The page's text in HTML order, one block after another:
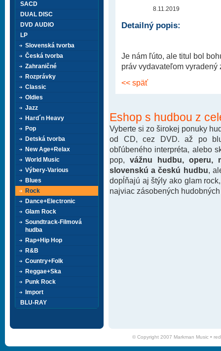
8.11.2019
Detailný popis:
Je nám ľúto, ale titul bol
práv vydavateľom vyradený
<< späť
Eshop s hudbou z
Vyberte si zo širokej ponuky
od CD, cez DVD. až po
obľúbeného interpréta, alebo
pop, vážnu hudbu, operu,
slovenskú a českú hudbu ,
dopĺňajú aj štýly ako glam
najviac zásobených
SACD
DUAL DISC
DVD AUDIO
LP
Slovenská tvorba
Česká tvorba
Zahraničné
Rozprávky
Classic
Oldies
Jazz
Hard´n Heavy
Pop
Detská tvorba
New Age+Relax
World Music
Výbery-Various
Blues
Rock
Dance+Electronic
Glam Rock
Soundtrack-Filmová
hudba
Rap+Hip Hop
R&B
Country+Folk
Reggae+Ska
Punk Rock
Import
BLU-RAY
© Copyright 2007 Markman Music •